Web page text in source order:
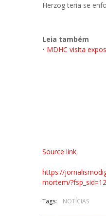
Herzog teria se
Leia também
• MDHC visita
Source link
https://
mortem/
Tags: NOTÍCIAS